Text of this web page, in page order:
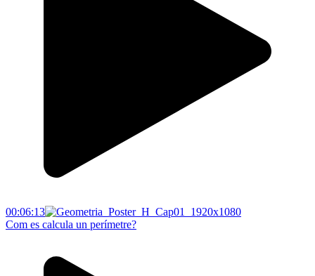
00:06:13
Com es calcula un perímetre?